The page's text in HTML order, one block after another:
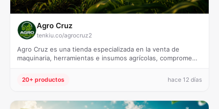
Agro Cruz
tenkiu.co/agrocruz2
Agro Cruz es una tienda especializada en la venta de
maquinaria, herramientas e insumos agrícolas, comprome…
20+ productos hace 12 días